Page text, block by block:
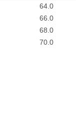
64.0
66.0
68.0
70.0